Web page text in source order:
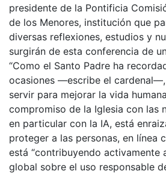
presidente de la Pontificia
de los Menores, institución que
diversas reflexiones, estudios y
surgirán de esta conferencia de
“Como el Santo Padre ha
ocasiones —escribe el
servir para mejorar la vida
compromiso de la Iglesia con las
en particular con la IA, está
proteger a las personas, en línea
está “contribuyendo activamente
global sobre el uso responsable